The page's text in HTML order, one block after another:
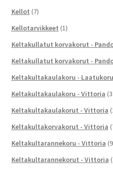
Kellot (7)
Kellotarvikkeet (1)
Keltakullatut korvakorut -
Keltakullatut korvakorut -
Keltakultakaulakoru - Laatukoru
Keltakultakaulakoru - Vittoria
Keltakultakaulakorut - Vittoria
Keltakultakorvakorut - Vittoria
Keltakultarannekoru - Vittoria
Keltakultarannekorut - Vittoria